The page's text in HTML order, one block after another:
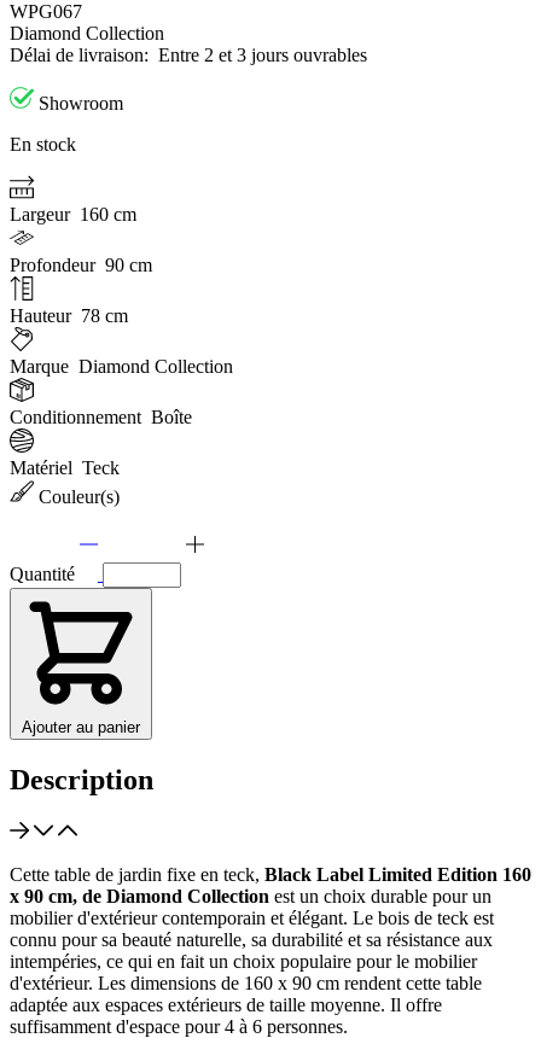
WPG067
Diamond Collection
Délai de livraison: Entre 2 et 3 jours ouvrables
Showroom
En stock
Largeur 160 cm
Profondeur 90 cm
Hauteur 78 cm
Marque Diamond Collection
Conditionnement Boîte
Matériel Teck
Couleur(s)
Quantité
Ajouter au panier
Description
Cette table de jardin fixe en teck, Black Label Limited Edition 160
x 90 cm, de Diamond Collection est un choix durable pour un
mobilier d'extérieur contemporain et élégant. Le bois de teck est
connu pour sa beauté naturelle, sa durabilité et sa résistance aux
intempéries, ce qui en fait un choix populaire pour le mobilier
d'extérieur. Les dimensions de 160 x 90 cm rendent cette table
adaptée aux espaces extérieurs de taille moyenne. Il offre
suffisamment d'espace pour 4 à 6 personnes.